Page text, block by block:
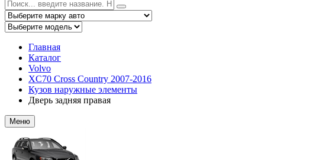
Главная
Каталог
Volvo
XC70 Cross Country 2007-2016
Кузов наружные элементы
Дверь задняя правая
Меню